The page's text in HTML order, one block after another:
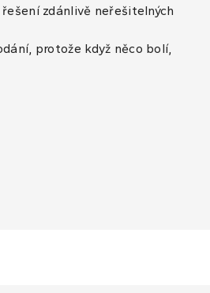
zdánlivě neřešitelných
protože když něco bolí,